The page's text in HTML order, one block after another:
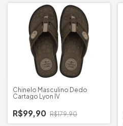
Chinelo Masculino Dedo
Cartago Lyon IV
R$99,90 R$179,90